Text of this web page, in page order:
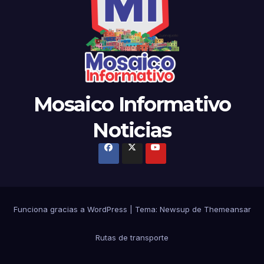
Mosaico Informativo
Noticias
Funciona gracias a WordPress Tema: Newsup de Themeansar
Rutas de transporte